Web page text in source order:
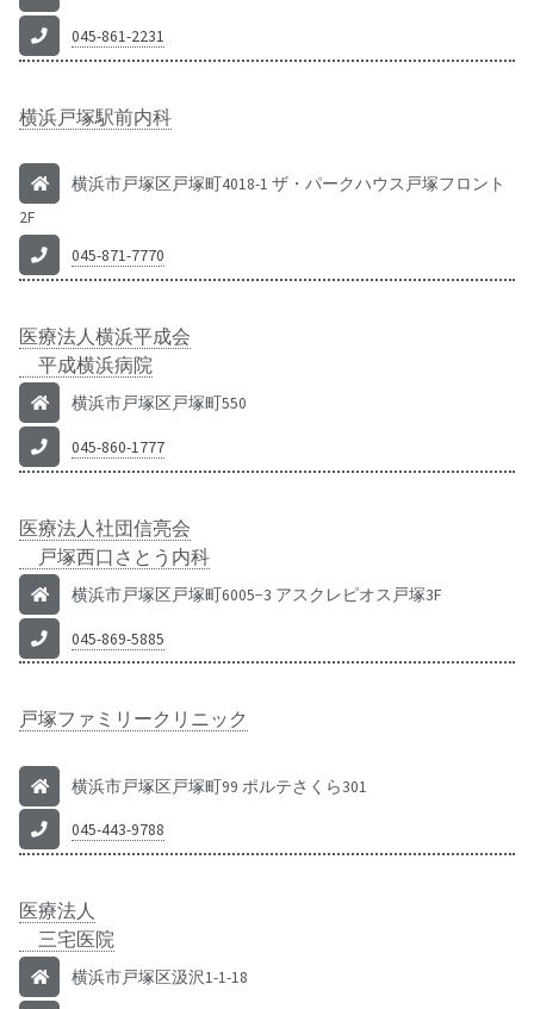
045-861-2231
横浜戸塚駅前内科
横浜市戸塚区戸塚町4018-1 ザ・パークハウス戸塚フロント
2F
045-871-7770
医療法人横浜平成会
平成横浜病院
横浜市戸塚区戸塚町550
045-860-1777
医療法人社団信亮会
戸塚西口さとう内科
横浜市戸塚区戸塚町6005−3 アスクレピオス戸塚3F
045-869-5885
戸塚ファミリークリニック
横浜市戸塚区戸塚町99 ポルテさくら301
045-443-9788
医療法人
三宅医院
横浜市戸塚区汲沢1-1-18